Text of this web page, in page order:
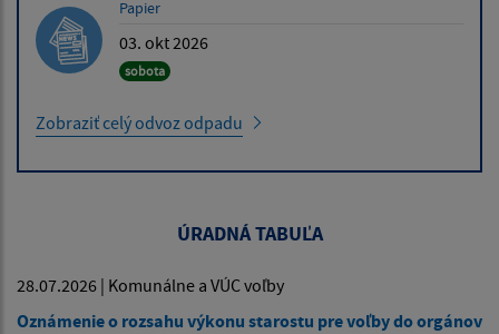
Papier
03. okt 2026
sobota
Zobraziť celý odvoz odpadu
ÚRADNÁ TABUĽA
28.07.2026 | Komunálne a VÚC voľby
Oznámenie o rozsahu výkonu starostu pre voľby do orgánov